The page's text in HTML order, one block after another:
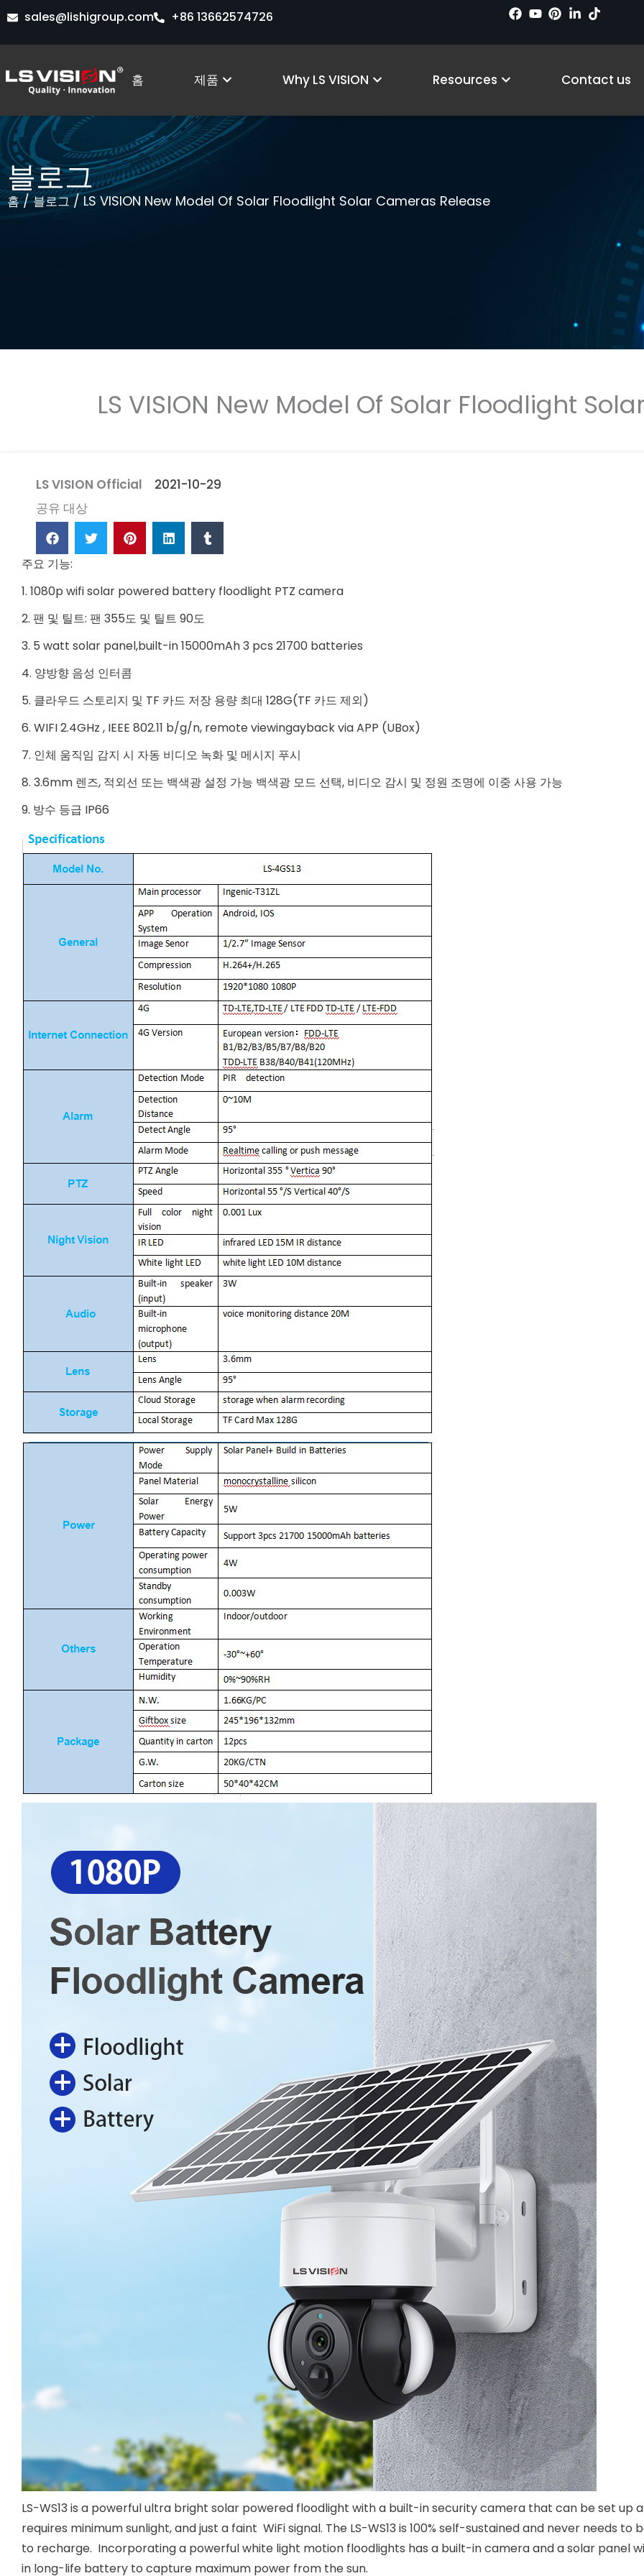
콘
츠
로
뛰
기
sales@lishigroup.com +86 13662574726
홈 제품 Open Products
Why LS VISION Open Why LS VISION
Resources Open Resources
Contact us
블로그
홈/블로그/ LS VISION New Model Of Solar Floodlight Solar Cameras Release
LS VISION New Model Of Solar Floodlight
LS VISION Official
2021-10-29
공유 대상
주요 기능:
1. 1080p wifi solar powered battery floodlight PTZ camera
2. 팬 및 틸트: 팬 355도 및 틸트 90도
3. 5 watt solar panel,built-in 15000mAh 3 pcs 21700 batteries
4. 양방향 음성 인터콤
5. 클라우드 스토리지 및 TF 카드 저장 용량 최대 128G(TF 카드 제외)
6. WIFI 2.4GHz , IEEE 802.11 b/g/n, remote viewingayback via APP (UBox)
7. 인체 움직임 감지 시 자동 비디오 녹화 및 메시지 푸시
8. 3.6mm 렌즈, 적외선 또는 백색광 설정 가능 백색광 모드 선택, 비디오 감시 및 정원 조명에 이중 사용 가능
9. 방수 등급 IP66
LS-WS13 is a powerful ultra bright solar powered floodlight with a built-in security camera that can be set up
requires minimum sunlight, and just a faint WiFi signal. The LS-WS13 is 100% self-sustained and never needs to
to recharge. Incorporating a powerful white light motion floodlights has a built-in camera and a solar panel
in long-life battery to capture maximum power from the sun.